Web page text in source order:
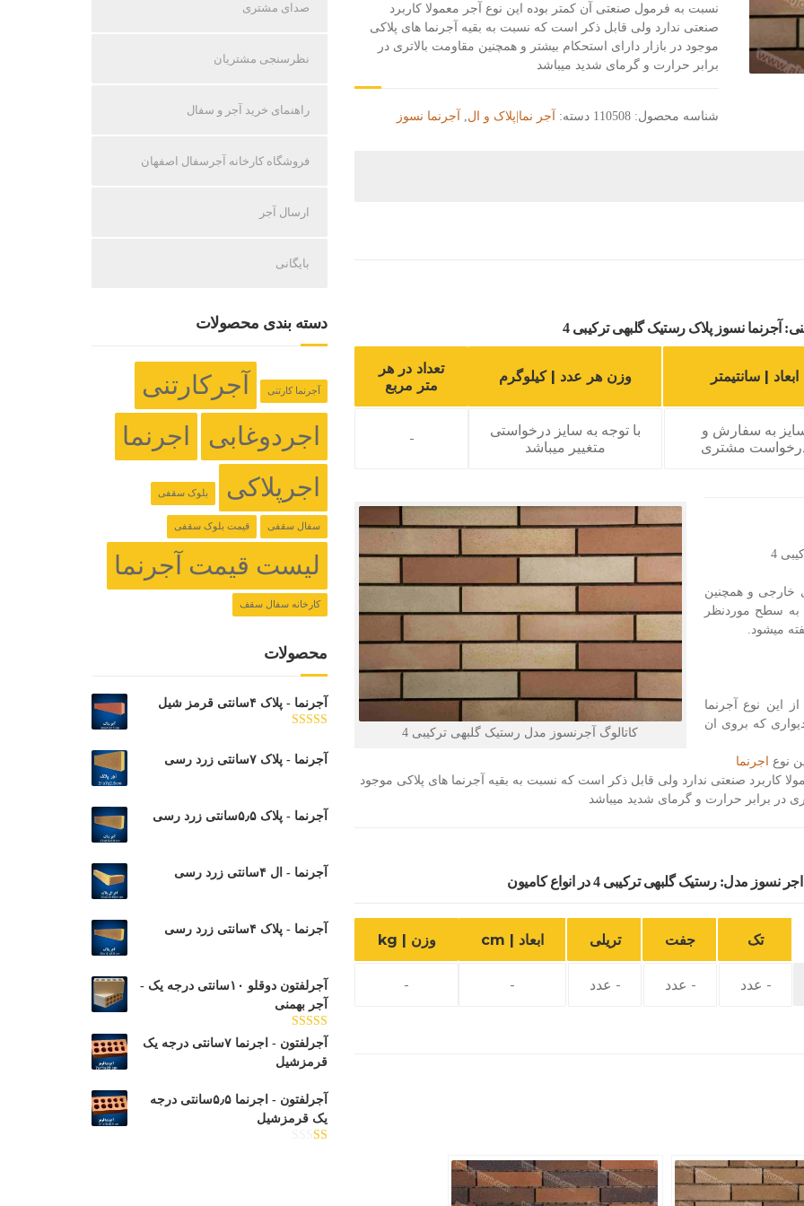
نسبت به فرمول صنعتی آن کمتر بوده این نوع آجر معمولا کاربرد
صنعتی ندارد ولی قابل ذکر است که نسبت به بقیه آجرنما های پلاکی
موجود در بازار دارای استحکام بیشتر و همچنین مقاومت بالاتری در
برابر حرارت و گرمای شدید میباشد
شناسه محصول: 110508 دسته: آجر نما|پلاک و ال آجرنما نسوز
نسوز پلاک رستیک گلبهی ترکیبی 4
ابعاد | سانتیمتر وزن هر عدد | کیلوگرم
تعداد در هر
متر مربع
به سفارش و
مشتری
با توجه به سایز درخواستی
متغییر میباشد
-
کاتالوگ آجرنسوز مدل رستیک گلبهی ترکیبی 4
4
خارجی و همچنین
به سطح موردنظر
میشود.
این نوع آجرنما
اولیه دیواری که بروی ان
نوع
اجرنما
کاربرد صنعتی ندارد ولی قابل ذکر است که نسبت به بقیه آجرنما های پلاکی موجود
در برابر حرارت و گرمای شدید میباشد
رستیک گلبهی ترکیبی 4 در انواع کامیون
تک جفت تریلی ابعاد | cm وزن | kg
- عدد - عدد - عدد -
-
صدای مشتری
نظرسنجی مشتریان
راهنمای خرید آجر و سفال
فروشگاه کارخانه آجرسفال اصفهان
ارسال آجر
بایگانی
دسته بندی محصولات
آجرنما کارتنی
آجرکارتنی
اجردوغابی
اجرنما
اجرپلاکی
بلوک سقفی
سفال سقفی قیمت بلوک سقفی
لیست قیمت آجرنما
کارخانه سفال سقف
محصولات
آجرنما - پلاک ۴سانتی قرمز شیل
از 5
آجرنما - پلاک ۷سانتی زرد رسی
آجرنما - پلاک ۵٫۵سانتی زرد رسی
آجرنما - ال ۴سانتی زرد رسی
آجرنما - پلاک ۴سانتی زرد رسی
آجرلفتون دوقلو ۱۰سانتی درجه یک -
آجر بهمنی
امتیاز
3.00
از
5
آجرلفتون - اجرنما ۷سانتی درجه یک
قرمزشیل
آجرلفتون - اجرنما ۵٫۵سانتی درجه
یک قرمزشیل